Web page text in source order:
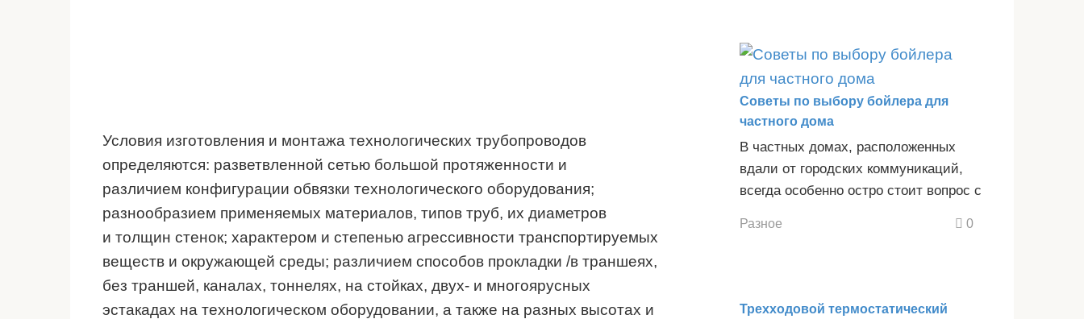
Условия изготовления и монтажа технологических трубопроводов
определяются: разветвленной сетью большой протяженности и
различием конфигурации обвязки технологического оборудования;
разнообразием применяемых материалов, типов труб, их диаметров
и толщин стенок; характером и степенью агрессивности транспортируемых
веществ и окружающей среды; различием способов прокладки /в траншеях,
без траншей, каналах, тоннелях, на стойках, двух- и многоярусных
эстакадах на технологическом оборудовании, а также на разных высотах и
Советы по выбору бойлера для
частного дома
В частных домах, расположенных
вдали от городских коммуникаций,
всегда особенно остро стоит вопрос с
Разное 0
Трехходовой термостатический